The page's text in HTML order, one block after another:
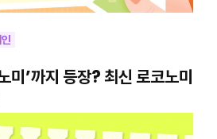
미’까지 등장? 최신 로코노미